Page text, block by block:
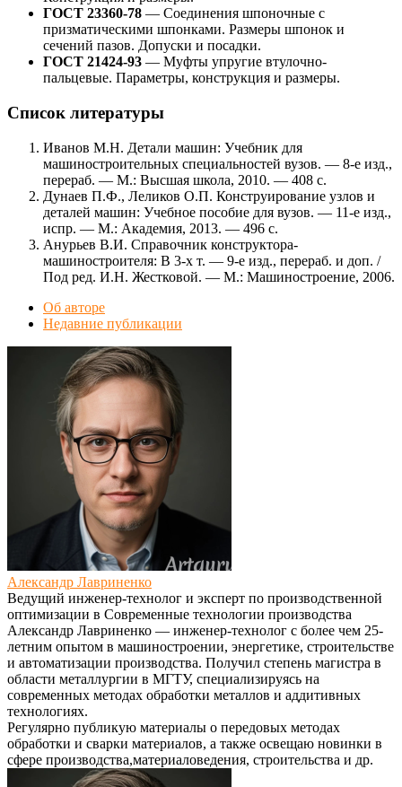
ГОСТ 23360-78 — Соединения шпоночные с
призматическими шпонками. Размеры шпонок и
сечений пазов. Допуски и посадки.
ГОСТ 21424-93 — Муфты упругие втулочно-
пальцевые. Параметры, конструкция и размеры.
Список литературы
Иванов М.Н. Детали машин: Учебник для
машиностроительных специальностей вузов. — 8-е изд.,
перераб. — М.: Высшая школа, 2010. — 408 с.
Дунаев П.Ф., Леликов О.П. Конструирование узлов и
деталей машин: Учебное пособие для вузов. — 11-е изд.,
испр. — М.: Академия, 2013. — 496 с.
Анурьев В.И. Справочник конструктора-
машиностроителя: В 3-х т. — 9-е изд., перераб. и доп. /
Под ред. И.Н. Жестковой. — М.: Машиностроение, 2006.
Об авторе
Недавние публикации
Александр Лавриненко
Ведущий инженер-технолог и эксперт по производственной
оптимизации в Современные технологии производства
Александр Лавриненко — инженер-технолог с более чем 25-
летним опытом в машиностроении, энергетике, строительстве
и автоматизации производства. Получил степень магистра в
области металлургии в МГТУ, специализируясь на
современных методах обработки металлов и аддитивных
технологиях.
Регулярно публикую материалы о передовых методах
обработки и сварки материалов, а также освещаю новинки в
сфере производства,материаловедения, строительства и др.